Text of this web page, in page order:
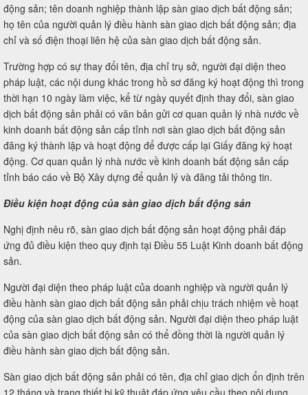
động sản; tên doanh nghiệp thành lập sàn giao dịch bất động sản;
họ tên của người quản lý điều hành sàn giao dịch bất động sản; địa
chỉ và số điện thoại liên hệ của sàn giao dịch bất động sản.
Trường hợp có sự thay đổi tên, địa chỉ trụ sở, người đại diện theo
pháp luật, các nội dung khác trong hồ sơ đăng ký hoạt động thì trong
thời hạn 10 ngày làm việc, kể từ ngày quyết định thay đổi, sàn giao
dịch bất động sản phải có văn bản gửi cơ quan quản lý nhà nước về
kinh doanh bất động sản cấp tỉnh nơi sàn giao dịch bất động sản
đăng ký thành lập và hoạt động để được cấp lại Giấy đăng ký hoạt
động. Cơ quan quản lý nhà nước về kinh doanh bất động sản cấp
tỉnh báo cáo về Bộ Xây dựng để quản lý và đăng tải thông tin.
Điều kiện hoạt động của sàn giao dịch bất động sản
Nghị định nêu rõ, sàn giao dịch bất động sản hoạt động phải đáp
ứng đủ điều kiện theo quy định tại Điều 55 Luật Kinh doanh bất động
sản.
Người đại diện theo pháp luật của doanh nghiệp và người quản lý
điều hành sàn giao dịch bất động sản phải chịu trách nhiệm về hoạt
động của sàn giao dịch bất động sản. Người đại diện theo pháp luật
của sàn giao dịch bất động sản có thể đồng thời là người quản lý
điều hành sàn giao dịch bất động sản.
Sàn giao dịch bất động sản phải có tên, địa chỉ giao dịch ổn định trên
12 tháng và trang thiết bị kỹ thuật đáp ứng yêu cầu theo nội dung